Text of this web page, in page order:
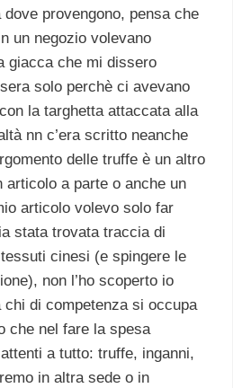
provengono, pensa che
un negozio volevano
giacca che mi dissero
solo perchè ci avevano
la targhetta attaccata alla
nn c’era scritto neanche
delle truffe è un altro
articolo a parte o anche un
articolo volevo solo far
stata trovata traccia di
cinesi (e spingere le
non l’ho scoperto io
chi di competenza si occupa
che nel fare la spesa
a tutto: truffe, inganni,
in altra sede o in